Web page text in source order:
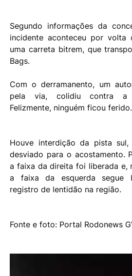
Segundo informações da
incidente aconteceu por volta
uma carreta bitrem, que
Bags.
Com o derramanento, um
pela via, colidiu contra a
Felizmente, ninguém ficou ferido.
Houve interdição da pista
desviado para o acostamento.
a faixa da direita foi liberada e,
a faixa da esquerda segue
registro de lentidão na região.
Fonte e foto: Portal Rodonews